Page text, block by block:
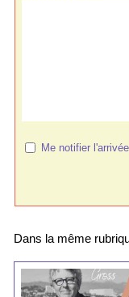
Me notifier
Dans la même